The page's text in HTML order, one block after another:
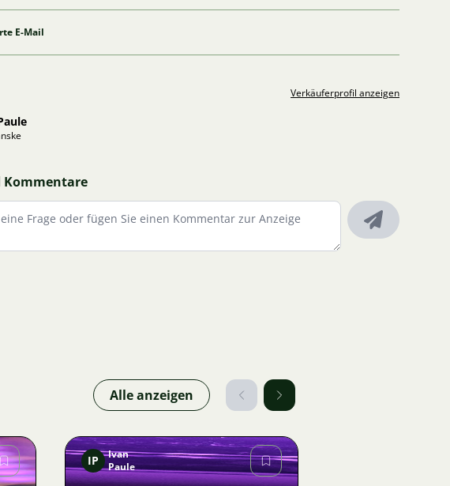
E-Mail
Verkäuferprofil anzeigen
Kommentare
Alle anzeigen
IP
Ivan
Paule